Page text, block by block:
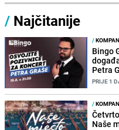
/ Najčitanije
/
Bingo
Petra
PRIJE 1
/
Naše